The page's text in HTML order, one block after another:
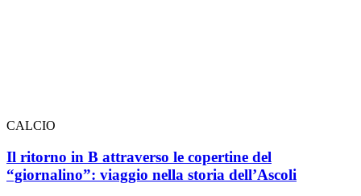
CALCIO
Il ritorno in B attraverso le copertine del
“giornalino”: viaggio nella storia dell’Ascoli